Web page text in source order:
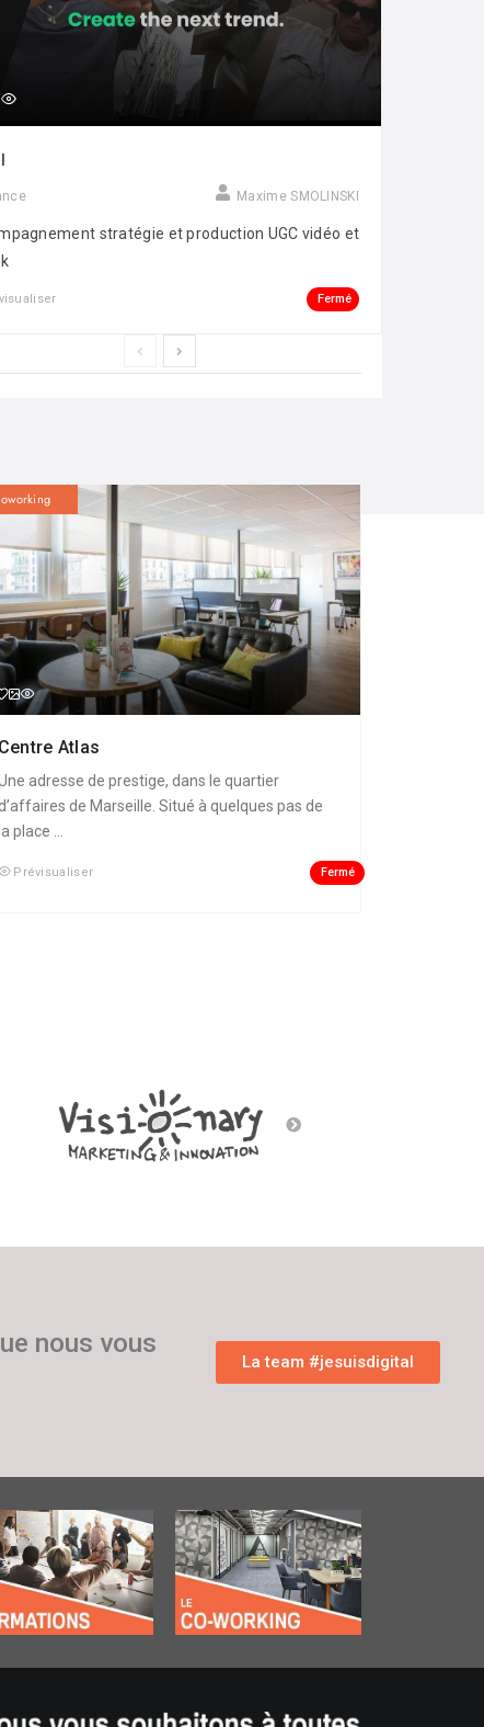
Maxime SMOLINSKI
stratégie et production UGC vidéo et
Fermé
Centre Atlas
adresse de prestige, dans le quartier
d’affaires de Marseille. Situé à quelques pas de
la place ...
Prévisualiser Fermé
nous vous
La team #jesuisdigital